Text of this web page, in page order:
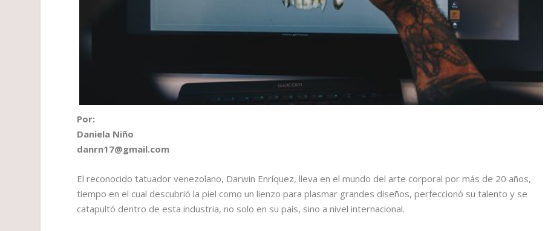
Por:
Daniela Niño
danrn17@gmail.com
El reconocido tatuador venezolano, Darwin Enríquez, lleva en el mundo del arte corporal por más de 20 años,
tiempo en el cual descubrió la piel como un lienzo para plasmar grandes diseños, perfeccionó su talento y se
catapultó dentro de esta industria, no solo en su país, sino a nivel internacional.